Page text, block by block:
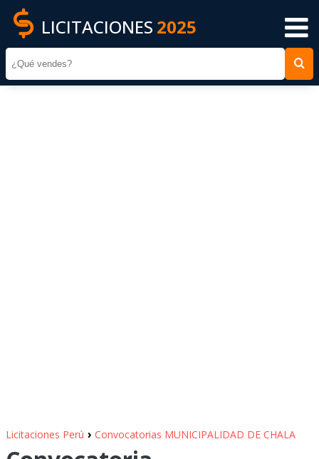
LICITACIONES 2025
Licitaciones Perú › Convocatorias MUNICIPALIDAD DE CHALA